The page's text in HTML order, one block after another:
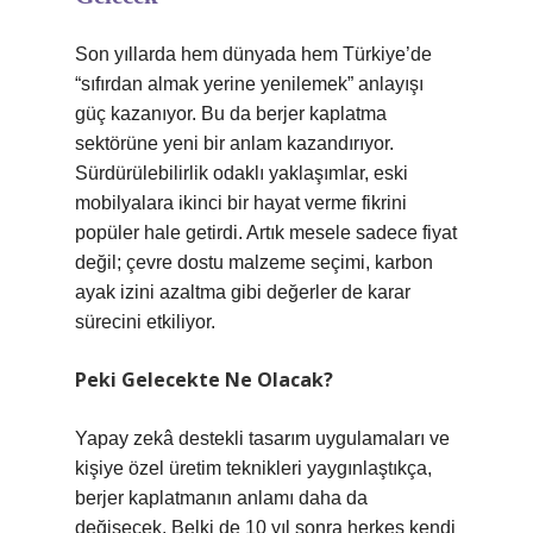
Son yıllarda hem dünyada hem Türkiye’de
“sıfırdan almak yerine yenilemek” anlayışı
güç kazanıyor. Bu da berjer kaplatma
sektörüne yeni bir anlam kazandırıyor.
Sürdürülebilirlik odaklı yaklaşımlar, eski
mobilyalara ikinci bir hayat verme fikrini
popüler hale getirdi. Artık mesele sadece fiyat
değil; çevre dostu malzeme seçimi, karbon
ayak izini azaltma gibi değerler de karar
sürecini etkiliyor.
Peki Gelecekte Ne Olacak?
Yapay zekâ destekli tasarım uygulamaları ve
kişiye özel üretim teknikleri yaygınlaştıkça,
berjer kaplatmanın anlamı daha da
değişecek. Belki de 10 yıl sonra herkes kendi